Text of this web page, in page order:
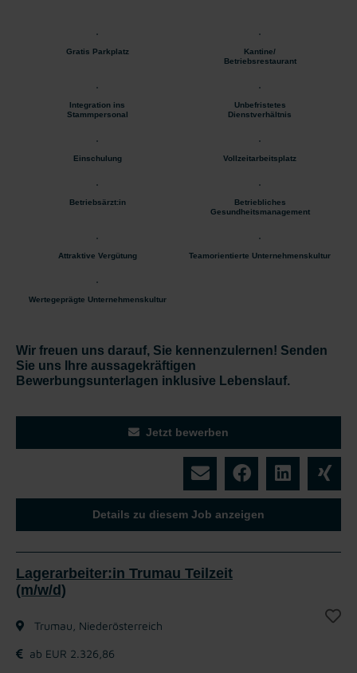
Gratis Parkplatz
Kantine/
Betriebsrestaurant
Integration ins
Stammpersonal
Unbefristetes
Dienstverhältnis
Einschulung Vollzeitarbeitsplatz
Betriebsärzt:in
Betriebliches
Gesundheitsmanagement
Attraktive Vergütung Teamorientierte Unternehmenskultur
Wertegeprägte Unternehmenskultur
Wir freuen uns darauf, Sie kennenzulernen! Senden
Sie uns Ihre aussagekräftigen
Bewerbungsunterlagen inklusive Lebenslauf.
Jetzt bewerben
Details zu diesem Job anzeigen
Lagerarbeiter:in Trumau Teilzeit
(m/w/d)
Trumau, Niederösterreich
ab EUR 2.326,86